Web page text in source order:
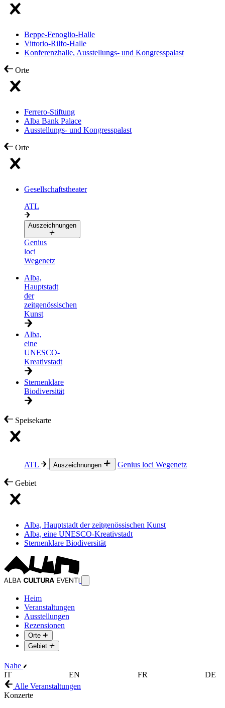
Beppe-Fenoglio-Halle
Vittorio-Rilfo-Halle
Konferenzhalle, Ausstellungs- und Kongresspalast
Orte
Ferrero-Stiftung
Alba Bank Palace
Ausstellungs- und Kongresspalast
Orte
Gesellschaftstheater
ATL
Auszeichnungen
Genius
loci
Wegenetz
Alba,
Hauptstadt
der
zeitgenössischen
Kunst
Alba,
eine
UNESCO-
Kreativstadt
Sternenklare
Biodiversität
Speisekarte
ATL Auszeichnungen Genius loci Wegenetz
Gebiet
Alba, Hauptstadt der zeitgenössischen Kunst
Alba, eine UNESCO-Kreativstadt
Sternenklare Biodiversität
Heim
Veranstaltungen
Ausstellungen
Rezensionen
Orte
Gebiet
Nahe
IT
EN FR
DE
Alle Veranstaltungen
Konzerte